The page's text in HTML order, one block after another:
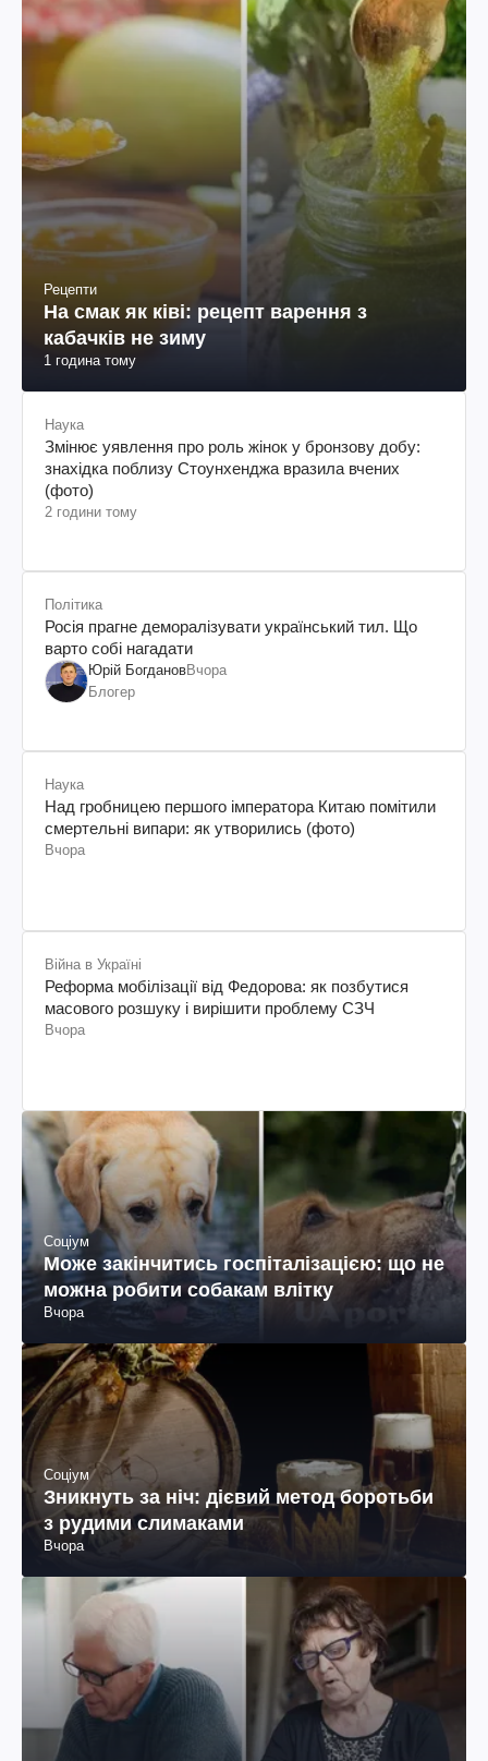
Рецепти
На смак як ківі: рецепт варення з
кабачків не зиму
1 година тому
Наука
Змінює уявлення про роль жінок у бронзову добу:
знахідка поблизу Стоунхенджа вразила вчених
(фото)
2 години тому
Політика
Росія прагне деморалізувати український тил. Що
варто собі нагадати
Юрій БогдановВчора
Блогер
Наука
Над гробницею першого імператора Китаю помітили
смертельні випари: як утворились (фото)
Вчора
Війна в Україні
Реформа мобілізації від Федорова: як позбутися
масового розшуку і вирішити проблему СЗЧ
Вчора
Соціум
Може закінчитись госпіталізацією: що не
можна робити собакам влітку
Вчора
Соціум
Зникнуть за ніч: дієвий метод боротьби
з рудими слимаками
Вчора